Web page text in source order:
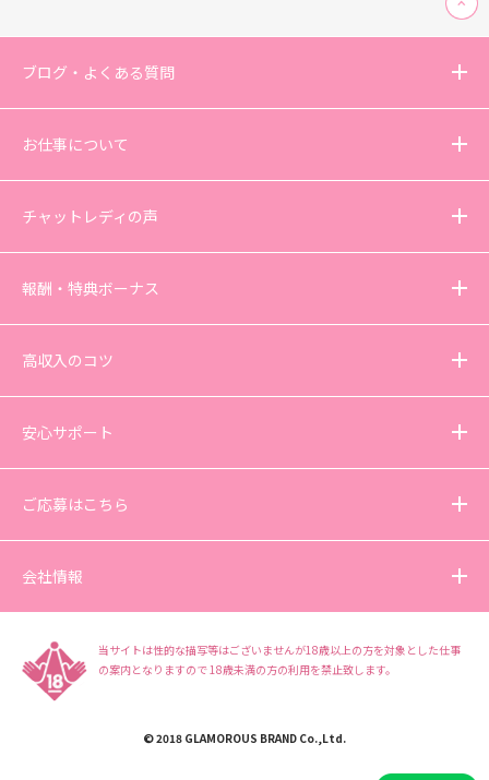
ブログ・よくある質問
お仕事について
チャットレディの声
報酬・特典ボーナス
高収入のコツ
安心サポート
ご応募はこちら
会社情報
当サイトは性的な描写等はございませんが18歳以上の方を対象とした仕事
の案内となりますので 18歳未満の方の利用を禁止致します。
© 2018 GLAMOROUS BRAND Co.,Ltd.